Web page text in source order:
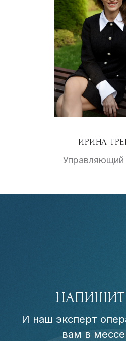
ИРИНА
Управляющий
И наш эксперт
вам в